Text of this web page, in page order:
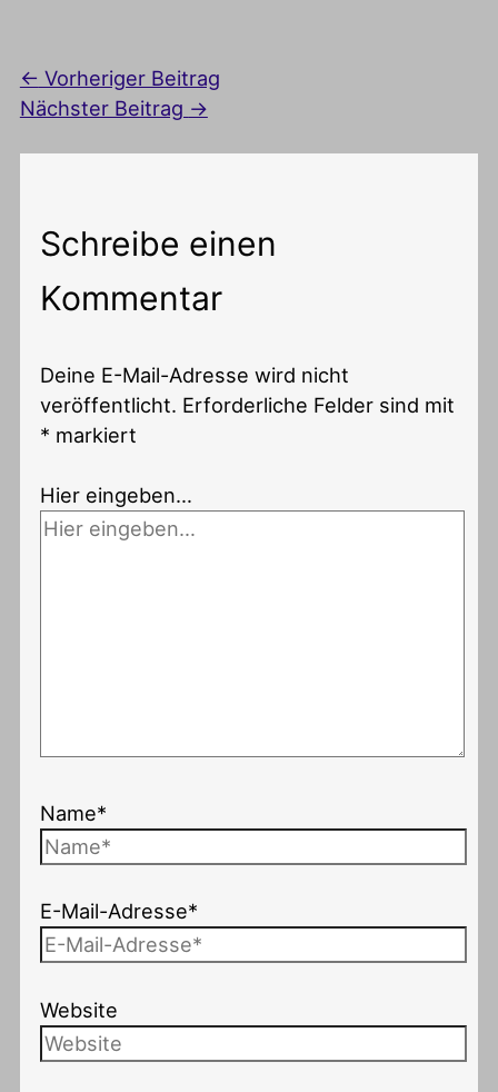
← Vorheriger Beitrag
Nächster Beitrag →
Schreibe einen
Kommentar
Deine E-Mail-Adresse wird nicht
veröffentlicht. Erforderliche Felder sind mit
* markiert
Hier eingeben…
Name*
E-Mail-Adresse*
Website